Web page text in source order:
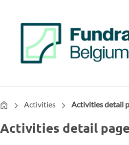
HomeActivities Activities detail
Activities detail page